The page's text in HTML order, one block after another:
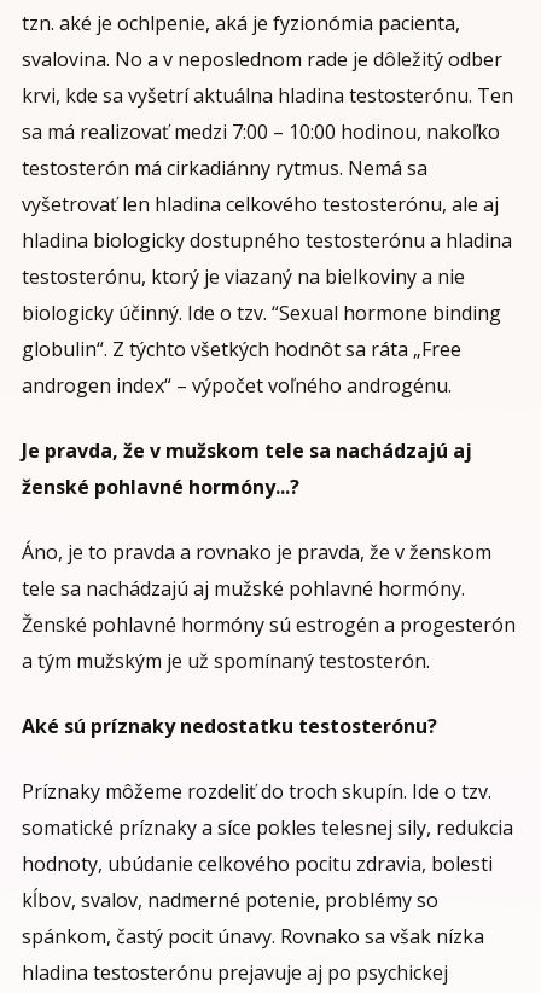
tzn. aké je ochlpenie, aká je fyzionómia pacienta,
svalovina. No a v neposlednom rade je dôležitý odber
krvi, kde sa vyšetrí aktuálna hladina testosterónu. Ten
sa má realizovať medzi 7:00 – 10:00 hodinou, nakoľko
testosterón má cirkadiánny rytmus. Nemá sa
vyšetrovať len hladina celkového testosterónu, ale aj
hladina biologicky dostupného testosterónu a hladina
testosterónu, ktorý je viazaný na bielkoviny a nie
biologicky účinný. Ide o tzv. “Sexual hormone binding
globulin“. Z týchto všetkých hodnôt sa ráta „Free
androgen index“ – výpočet voľného androgénu.
Je pravda, že v mužskom tele sa nachádzajú aj
ženské pohlavné hormóny...?
Áno, je to pravda a rovnako je pravda, že v ženskom
tele sa nachádzajú aj mužské pohlavné hormóny.
Ženské pohlavné hormóny sú estrogén a progesterón
a tým mužským je už spomínaný testosterón.
Aké sú príznaky nedostatku testosterónu?
Príznaky môžeme rozdeliť do troch skupín. Ide o tzv.
somatické príznaky a síce pokles telesnej sily, redukcia
hodnoty, ubúdanie celkového pocitu zdravia, bolesti
kĺbov, svalov, nadmerné potenie, problémy so
spánkom, častý pocit únavy. Rovnako sa však nízka
hladina testosterónu prejavuje aj po psychickej